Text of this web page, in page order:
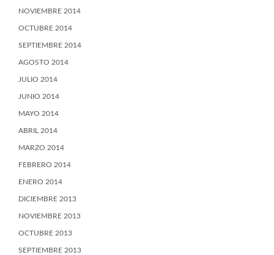
NOVIEMBRE 2014
OCTUBRE 2014
SEPTIEMBRE 2014
AGOSTO 2014
JULIO 2014
JUNIO 2014
MAYO 2014
ABRIL 2014
MARZO 2014
FEBRERO 2014
ENERO 2014
DICIEMBRE 2013
NOVIEMBRE 2013
OCTUBRE 2013
SEPTIEMBRE 2013